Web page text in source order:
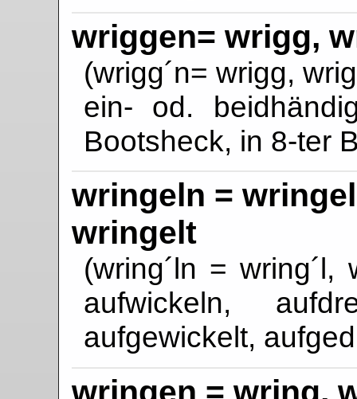
wriggen= wrigg,
(wrigg´n= wrigg,
ein- od.
Bootsheck, in 8-ter
wringeln =
wringelt
(wring´ln = wring´l,
aufwickeln,
aufgewickelt,
wringen = wring,